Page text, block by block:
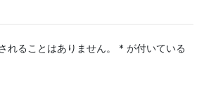
れることはありません。 * が付いている